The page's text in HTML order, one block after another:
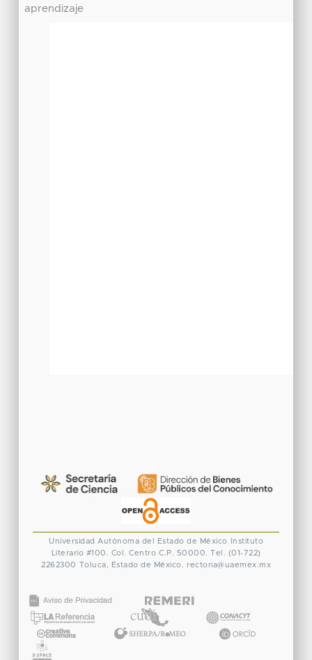
aprendizaje
Universidad Autónoma del Estado de México
Instituto
Literario #100. Col. Centro C.P. 50000. Tel. (01-722)
2262300 Toluca, Estado de México. rectoria@uaemex.mx